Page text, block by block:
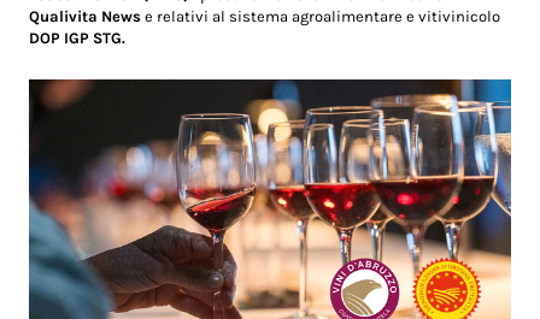
Qualivita News e relativi al sistema agroalimentare e vitivinicolo
DOP IGP STG.